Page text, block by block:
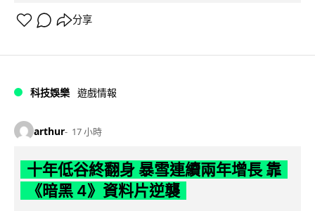
分享
科技娛樂 遊戲情報
arthur 17 小時
十年低谷終翻身 暴雪連續兩年增長 靠
《暗黑 4》資料片逆襲